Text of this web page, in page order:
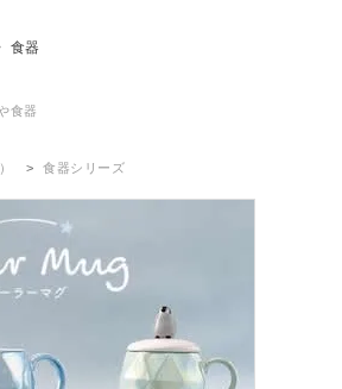
person
食器
食器
食器シリーズ